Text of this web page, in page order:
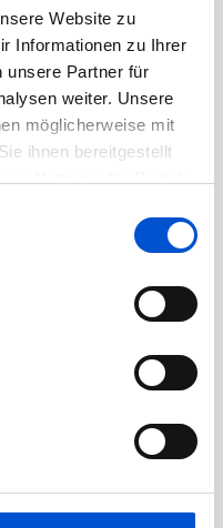
Website zu
Informationen zu Ihrer
unsere Partner für
weiter. Unsere
möglicherweise mit
ihnen bereitgestellt